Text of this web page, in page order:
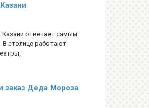
отвечает самым
столице работают
заказ Деда Мороза